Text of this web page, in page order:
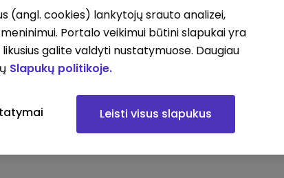
(angl. cookies) lankytojų srauto analizei,
Portalo veikimui būtini slapukai yra
galite valdyti nustatymuose. Daugiau
Slapukų politikoje.
Leisti visus slapukus